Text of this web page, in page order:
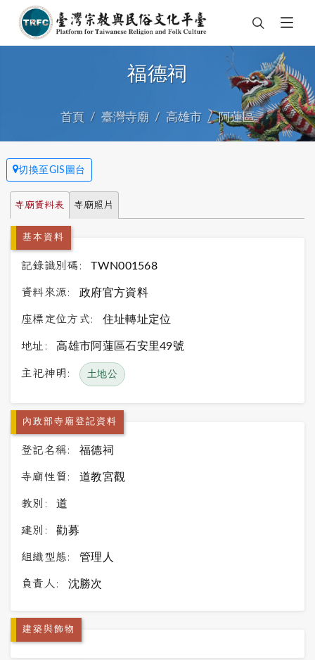
福德祠
首頁 臺灣寺廟 高雄市 阿蓮區
切換至GIS圖台
寺廟資料表 寺廟照片
基本資料
記錄識別碼: TWN001568
資料來源: 政府官方資料
座標定位方式: 住址轉址定位
地址: 高雄市阿蓮區石安里49號
主祀神明: 土地公
內政部寺廟登記資料
登記名稱: 福德祠
寺廟性質: 道教宮觀
教別: 道
建別: 勸募
組織型態: 管理人
負責人: 沈勝次
建築與飾物